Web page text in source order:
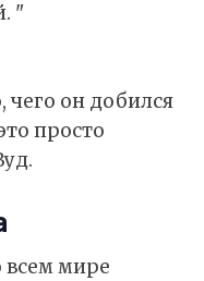
"
чего он добился
просто
всем мире